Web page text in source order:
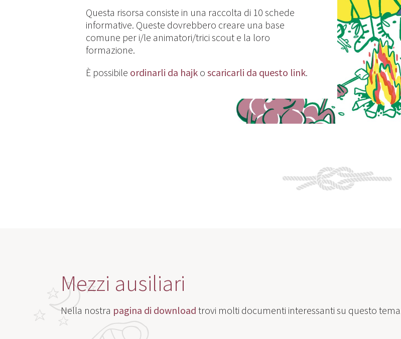
Questa risorsa consiste in una raccolta di 10 schede
informative. Queste dovrebbero creare una base
comune per i/le animatori/trici scout e la loro
formazione.
È possibile ordinarli da hajko scaricarli da questo link.
Mezzi ausiliari
Nella nostra pagina di download trovi molti documenti interessanti su questo